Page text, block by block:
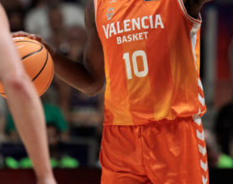
La entrevista bTactic
La entrevista bTactic
mayo 7, 2026